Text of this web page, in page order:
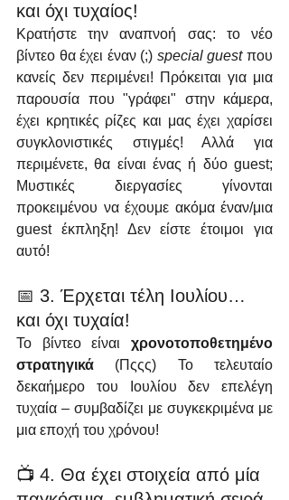
και όχι τυχαίος!
Κρατήστε την αναπνοή σας: το νέο
βίντεο θα έχει έναν (;) special guest που
κανείς δεν περιμένει! Πρόκειται για μια
παρουσία που "γράφει" στην κάμερα,
έχει κρητικές ρίζες και μας έχει χαρίσει
συγκλονιστικές στιγμές! Αλλά για
περιμένετε, θα είναι ένας ή δύο guest;
Μυστικές διεργασίες γίνονται
προκειμένου να έχουμε ακόμα έναν/μια
guest έκπληξη! Δεν είστε έτοιμοι για
αυτό!
📅 3. Έρχεται τέλη Ιουλίου…
και όχι τυχαία!
Το βίντεο είναι χρονοτοποθετημένο
στρατηγικά (Πςςς) Το τελευταίο
δεκαήμερο του Ιουλίου δεν επελέγη
τυχαία – συμβαδίζει με συγκεκριμένα με
μια εποχή του χρόνου!
📺 4. Θα έχει στοιχεία από μία